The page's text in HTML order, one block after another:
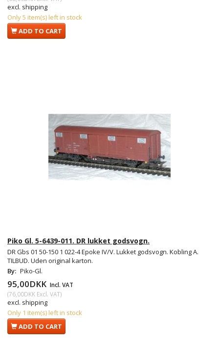
excl. shipping
Only 5 item(s) left in stock
ADD TO CART
Piko Gl. 5-6439-011. DR lukket godsvogn.
DR Gbs 01 50-150 1 022-4 Epoke IV/V. Lukket godsvogn. Kobling A.
TILBUD. Uden original karton.
By: Piko-Gl.
95,00DKK Incl. VAT
(76,00DKK Excl. VAT)
excl. shipping
Only 1 item(s) left in stock
ADD TO CART